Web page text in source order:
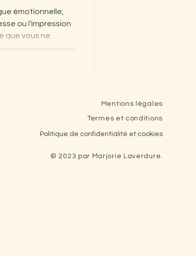
émotionnelle,
ou l’impression
que vous ne
est une
les liens entre le
Mentions légales
Termes et conditions
Politique de confidentialité et cookies
© 2023 par Marjorie Laverdure.